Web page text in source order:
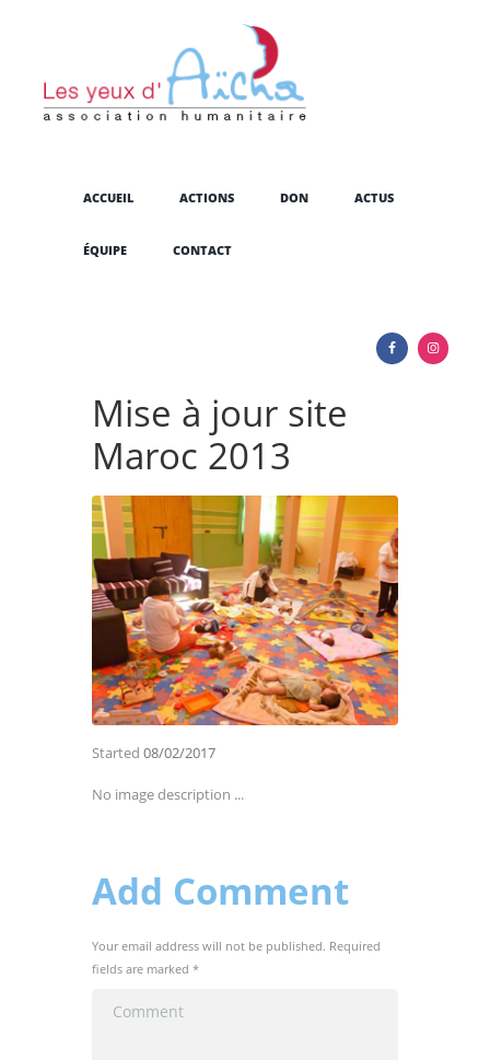
ACCUEIL ACTIONS DON ACTUS
ÉQUIPE CONTACT
Mise à jour site
Maroc 2013
Started 08/02/2017
No image description ...
Add Comment
Your email address will not be published. Required
fields are marked *